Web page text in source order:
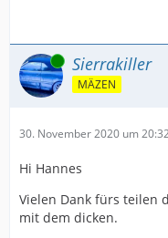
Online Sierrakiller
MÄZEN
30. November 2020 um
Hi Hannes
Vielen Dank fürs teilen
mit dem dicken.